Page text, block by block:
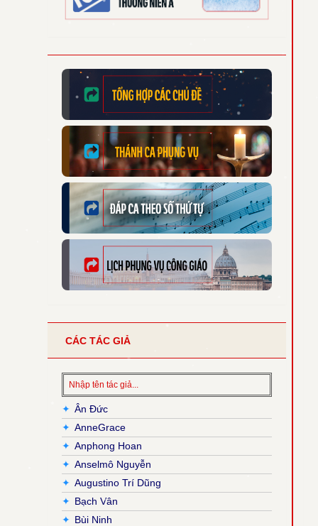
CÁC TÁC GIẢ
✦ Ân Đức
✦ AnneGrace
✦ Anphong Hoan
✦ Anselmô Nguyễn
✦ Augustino Trí Dũng
✦ Bạch Vân
✦ Bùi Ninh